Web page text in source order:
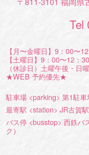
Tel
【月〜金曜日】9：00〜
【土曜日】9：00〜12：30
（休診日）土曜午後・日
★WEB 予約優先★
駐車場 <parking> 第1駐
最寄駅 <station> JR古賀駅
バス停 <busstop> 西鉄バ
ク）